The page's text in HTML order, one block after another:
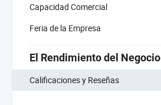
Capacidad Comercial
Feria de la Empresa
El Rendimiento del Negocio
Calificaciones y Reseñas